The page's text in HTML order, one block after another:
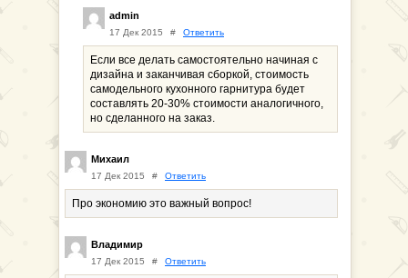
admin
17 Дек 2015 # Ответить
Если все делать самостоятельно начиная с
дизайна и заканчивая сборкой, стоимость
самодельного кухонного гарнитура будет
составлять 20-30% стоимости аналогичного,
но сделанного на заказ.
Михаил
17 Дек 2015 # Ответить
Про экономию это важный вопрос!
Владимир
17 Дек 2015 # Ответить